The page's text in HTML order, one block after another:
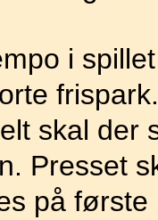
i
frispark.
skal der
Presset
på